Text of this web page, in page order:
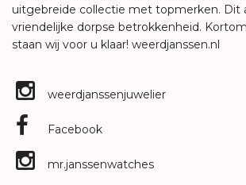
uitgebreide collectie met topmerken. Dit
vriendelijke dorpse betrokkenheid.
staan wij voor u klaar! weerdjanssen.nl
weerdjanssenjuwelier
Facebook
mr.janssenwatches